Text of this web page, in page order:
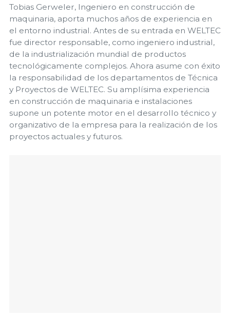
Tobias Gerweler, Ingeniero en construcción de
maquinaria, aporta muchos años de experiencia en
el entorno industrial. Antes de su entrada en WELTEC
fue director responsable, como ingeniero industrial,
de la industrialización mundial de productos
tecnológicamente complejos. Ahora asume con éxito
la responsabilidad de los departamentos de Técnica
y Proyectos de WELTEC. Su amplísima experiencia
en construcción de maquinaria e instalaciones
supone un potente motor en el desarrollo técnico y
organizativo de la empresa para la realización de los
proyectos actuales y futuros.